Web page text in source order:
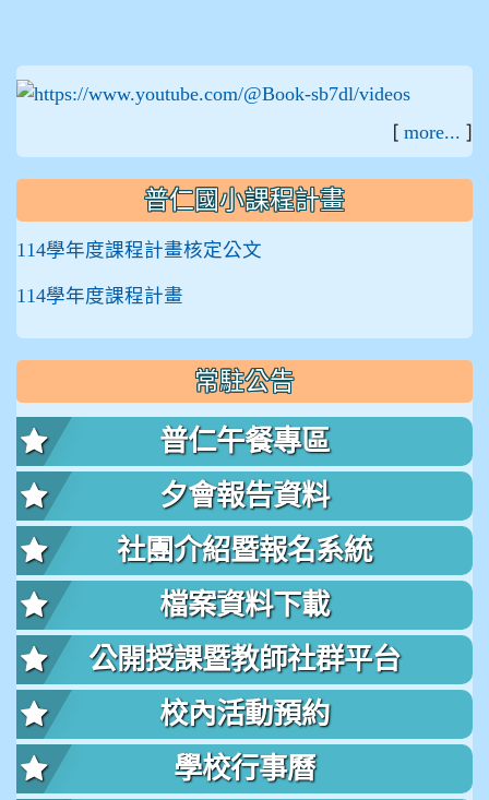
[ more... ]
普仁國小課程計畫
114學年度課程計畫核定公文
114學年度課程計畫
常駐公告
普仁午餐專區
夕會報告資料
社團介紹暨報名系統
檔案資料下載
公開授課暨教師社群平台
校內活動預約
學校行事曆